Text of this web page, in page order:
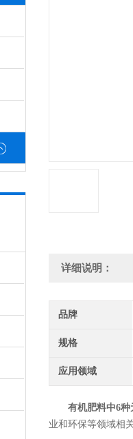
详细说明：
品牌
规格
应用领域
有机肥料中6
业和环保等领域相